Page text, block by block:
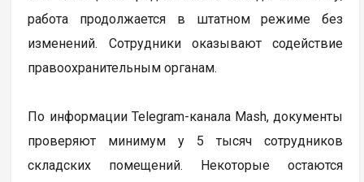
работа продолжается в штатном режиме без
изменений. Сотрудники оказывают содействие
правоохранительным органам.
По информации Telegram-канала Mash, документы
проверяют минимум у 5 тысяч сотрудников
складских помещений. Некоторые остаются